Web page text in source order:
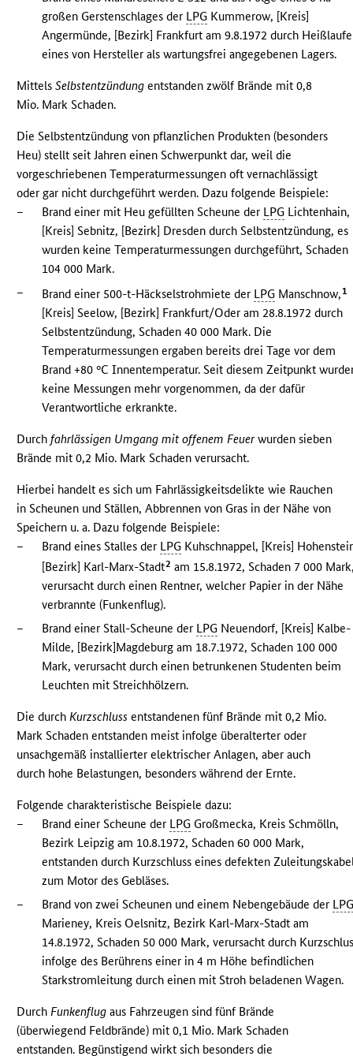
großen Gerstenschlages der LPG Kummerow, [Kreis]
Angermünde, [Bezirk] Frankfurt am 9.8.1972 durch
eines von Hersteller als wartungsfrei angegebenen Lagers.
MittelsSelbstentzündung entstanden zwölf Brände mit 0,8
Mio. Mark Schaden.
Die Selbstentzündung von pflanzlichen Produkten (besonders
Heu) stellt seit Jahren einen Schwerpunkt dar, weil die
vorgeschriebenen Temperaturmessungen oft vernachlässigt
oder gar nicht durchgeführt werden. Dazu folgende Beispiele:
–
Brand einer mit Heu gefüllten Scheune der LPG Lichtenhain,
[Kreis] Sebnitz, [Bezirk] Dresden durch Selbstentzündung, es
wurden keine Temperaturmessungen durchgeführt, Schaden
104 000 Mark.
–
Brand einer 500-t-Häckselstrohmiete der LPG Manschnow,1
[Kreis] Seelow, [Bezirk] Frankfurt/Oder am 28.8.1972 durch
Selbstentzündung, Schaden 40 000 Mark. Die
Temperaturmessungen ergaben bereits drei Tage vor dem
Brand +80 °C Innentemperatur. Seit diesem Zeitpunkt
keine Messungen mehr vorgenommen, da der dafür
Verantwortliche erkrankte.
Durchfahrlässigen Umgang mit offenem Feuerwurden sieben
Brände mit 0,2 Mio. Mark Schaden verursacht.
Hierbei handelt es sich um Fahrlässigkeitsdelikte wie Rauchen
in Scheunen und Ställen, Abbrennen von Gras in der Nähe von
Speichern u. a. Dazu folgende Beispiele:
–
Brand eines Stalles der LPG Kuhschnappel, [Kreis]
[Bezirk] Karl-Marx-Stadt2 am 15.8.1972, Schaden 7 000
verursacht durch einen Rentner, welcher Papier in der Nähe
verbrannte (Funkenflug).
–
Brand einer Stall-Scheune der LPG Neuendorf, [Kreis] Kalbe-
Milde, [Bezirk]Magdeburg am 18.7.1972, Schaden 100 000
Mark, verursacht durch einen betrunkenen Studenten beim
Leuchten mit Streichhölzern.
Die durchKurzschluss entstandenen fünf Brände mit 0,2 Mio.
Mark Schaden entstanden meist infolge überalterter oder
unsachgemäß installierter elektrischer Anlagen, aber auch
durch hohe Belastungen, besonders während der Ernte.
Folgende charakteristische Beispiele dazu:
–
Brand einer Scheune der LPG Großmecka, Kreis Schmölln,
Bezirk Leipzig am 10.8.1972, Schaden 60 000 Mark,
entstanden durch Kurzschluss eines defekten
zum Motor des Gebläses.
–
Brand von zwei Scheunen und einem Nebengebäude der
Marieney, Kreis Oelsnitz, Bezirk Karl-Marx-Stadt am
14.8.1972, Schaden 50 000 Mark, verursacht durch
infolge des Berührens einer in 4 m Höhe befindlichen
Starkstromleitung durch einen mit Stroh beladenen Wagen.
DurchFunkenflug aus Fahrzeugen sind fünf Brände
(überwiegend Feldbrände) mit 0,1 Mio. Mark Schaden
entstanden. Begünstigend wirkt sich besonders die